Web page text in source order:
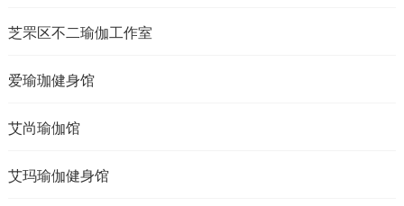
芝罘区不二瑜伽工作室
爱瑜珈健身馆
艾尚瑜伽馆
艾玛瑜伽健身馆